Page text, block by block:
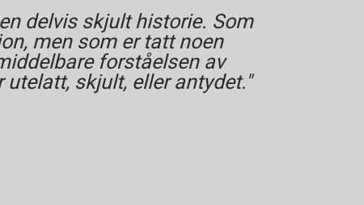
delvis skjult historie. Som
men som er tatt noen
forståelsen av
skjult, eller antydet."